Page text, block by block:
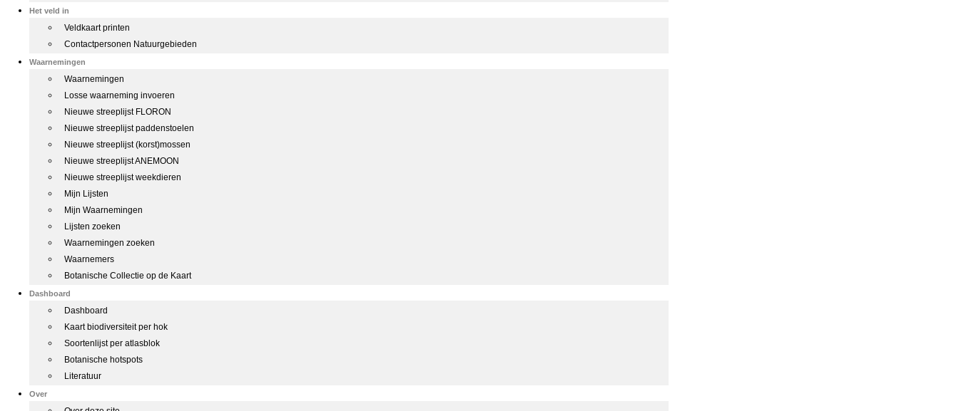
Het veld in
Veldkaart printen
Contactpersonen Natuurgebieden
Waarnemingen
Waarnemingen
Losse waarneming invoeren
Nieuwe streeplijst FLORON
Nieuwe streeplijst paddenstoelen
Nieuwe streeplijst (korst)mossen
Nieuwe streeplijst ANEMOON
Nieuwe streeplijst weekdieren
Mijn Lijsten
Mijn Waarnemingen
Lijsten zoeken
Waarnemingen zoeken
Waarnemers
Botanische Collectie op de Kaart
Dashboard
Dashboard
Kaart biodiversiteit per hok
Soortenlijst per atlasblok
Botanische hotspots
Literatuur
Over